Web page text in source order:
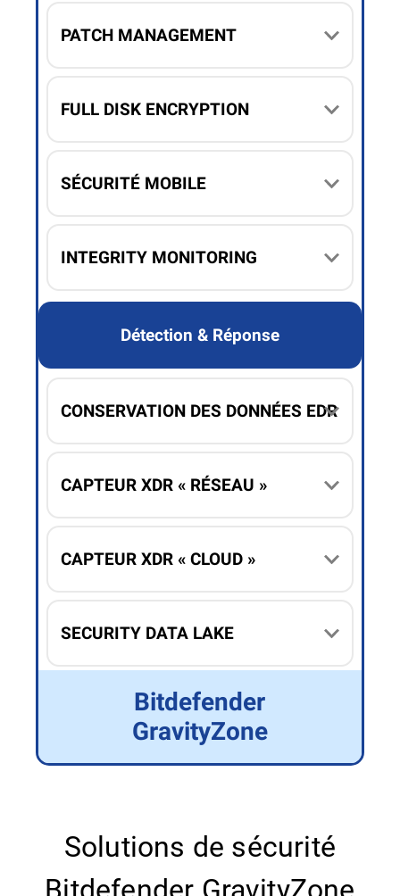
PATCH MANAGEMENT
FULL DISK ENCRYPTION
SÉCURITÉ MOBILE
INTEGRITY MONITORING
Détection & Réponse
CONSERVATION DES DONNÉES EDR
CAPTEUR XDR « RÉSEAU »
CAPTEUR XDR « CLOUD »
SECURITY DATA LAKE
Bitdefender
GravityZone
Solutions de sécurité